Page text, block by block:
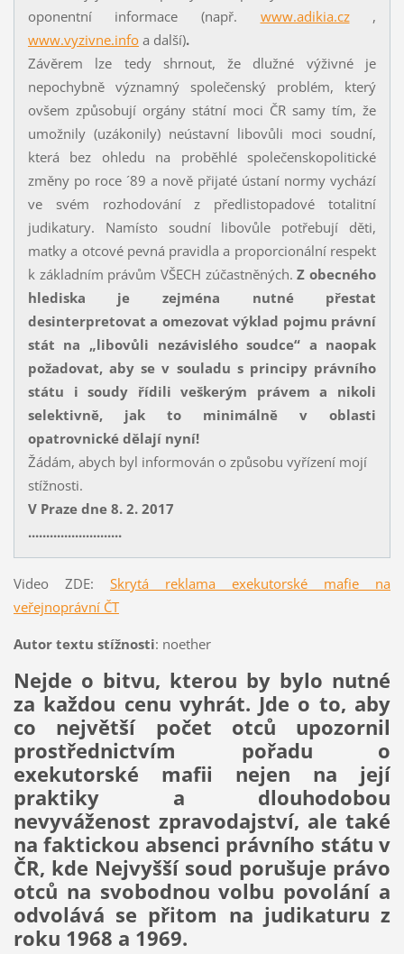
oponentní informace (např. www.adikia.cz,
www.vyzivne.infoa další).
Závěrem lze tedy shrnout, že dlužné výživné je
nepochybně významný společenský problém, který
ovšem způsobují orgány státní moci ČR samy tím, že
umožnily (uzákonily) neústavní libovůli moci soudní,
která bez ohledu na proběhlé společenskopolitické
změny po roce ´89 a nově přijaté ústaní normy vychází
ve svém rozhodování z předlistopadové totalitní
judikatury. Namísto soudní libovůle potřebují děti,
matky a otcové pevná pravidla a proporcionální respekt
k základním právům VŠECH zúčastněných. Z obecného
hlediska je zejména nutné přestat
desinterpretovat a omezovat výklad pojmu právní
stát na „libovůli nezávislého soudce“ a naopak
požadovat, aby se v souladu s principy právního
státu i soudy řídili veškerým právem a nikoli
selektivně, jak to minimálně v oblasti
opatrovnické dělají nyní!
Žádám, abych byl informován o způsobu vyřízení mojí
stížnosti.
V Praze dne 8. 2. 2017
..........................
Video ZDE: Skrytá reklama exekutorské mafie na
veřejnoprávní ČT
Autor textu stížnosti: noether
Nejde o bitvu, kterou by bylo nutné
za každou cenu vyhrát. Jde o to, aby
co největší počet otců upozornil
prostřednictvím pořadu o
exekutorské mafii nejen na její
praktiky a dlouhodobou
nevyváženost zpravodajství, ale také
na faktickou absenci právního státu v
ČR, kde Nejvyšší soud porušuje právo
otců na svobodnou volbu povolání a
odvolává se přitom na judikaturu z
roku 1968 a 1969.